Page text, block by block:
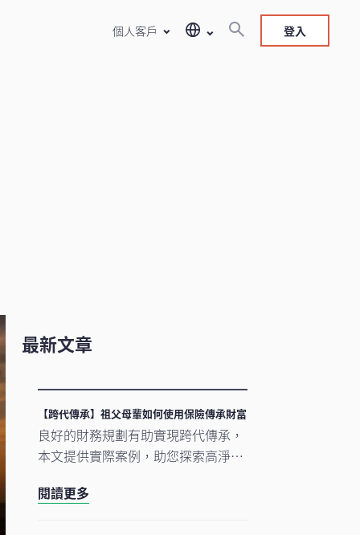
個人客戶 登入
最新文章
【跨代傳承】祖父母輩如何使用保險傳承財富
良好的財務規劃有助實現跨代傳承，
本文提供實際案例，助您探索高淨值
的跨代財富傳承，以確保孫輩順利繼
閱讀更多